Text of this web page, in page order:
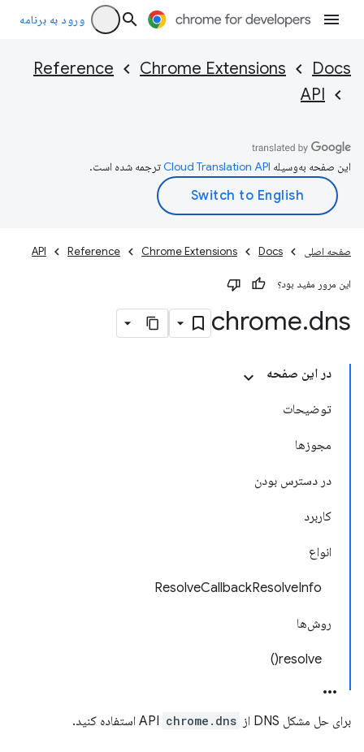
ورود به برنامه
Docs
Chrome Extensions
Reference
API
این صفحه به‌وسیله ترجمه شده است.
صفحه اصلی Docs
Chrome Extensions
Reference
API
این مرور مفید بود؟
chrome.dns
در این صفحه
توضیحات
مجوزها
در دسترس بودن
کاربرد
انواع
ResolveCallbackResolveInfo
روش‌ها
resolve()
برای حل مشکل DNS از API chrome.dns استفاده کنید.